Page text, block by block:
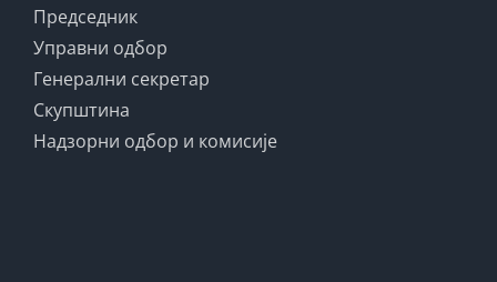
Председник
Управни одбор
Генерални секретар
Скупштина
Надзорни одбор и комисије